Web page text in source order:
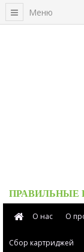
ПРАВИЛЬНЫЕ
Меню
О нас О
Сбор картриджей